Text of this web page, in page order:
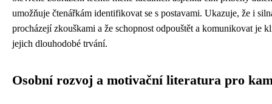
umožňuje čtenářkám identifikovat se s postavami. Ukazuje, že i
procházejí zkouškami a že schopnost odpouštět a komunikovat je
jejich dlouhodobé trvání.
Osobní rozvoj a motivační literatura pro